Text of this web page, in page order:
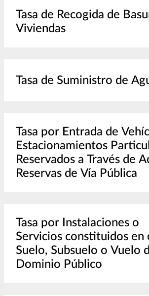
Tasa de Recogida de
Viviendas
Tasa de Suministro de
Tasa por Entrada de
Estacionamientos
Reservados a Través de
Reservas de Vía Pública
Tasa por Instalaciones o
Servicios constituidos en
Suelo, Subsuelo o Vuelo
Dominio Público